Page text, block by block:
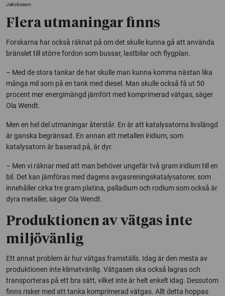
Jakobsson
Flera utmaningar finns
Forskarna har också räknat på om det skulle kunna gå att använda
bränslet till större fordon som bussar, lastbilar och flygplan.
– Med de stora tankar de har skulle man kunna komma nästan lika
många mil som på en tank med diesel. Man skulle också få ut 50
procent mer energimängd jämfört med komprimerad vätgas, säger
Ola Wendt.
Men en hel del utmaningar återstår. En är att katalysatorns livslängd
är ganska begränsad. En annan att metallen iridium, som
katalysatorn är baserad på, är dyr.
– Men vi räknar med att man behöver ungefär två gram iridium till en
bil. Det kan jämföras med dagens avgasreningskatalysatorer, som
innehåller cirka tre gram platina, palladium och rodium som också är
dyra metaller, säger Ola Wendt.
Produktionen av vätgas inte
miljövänlig
Ett annat problem är hur vätgas framställs. Idag är den mesta av
produktionen inte klimatvänlig. Vätgasen ska också lagras och
transporteras på ett bra sätt, vilket inte är helt enkelt idag. Dessutom
finns risker med att tanka komprimerad vätgas. Allt detta hoppas